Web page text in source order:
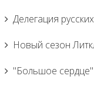
Делегация
Новый сезон
"Большое